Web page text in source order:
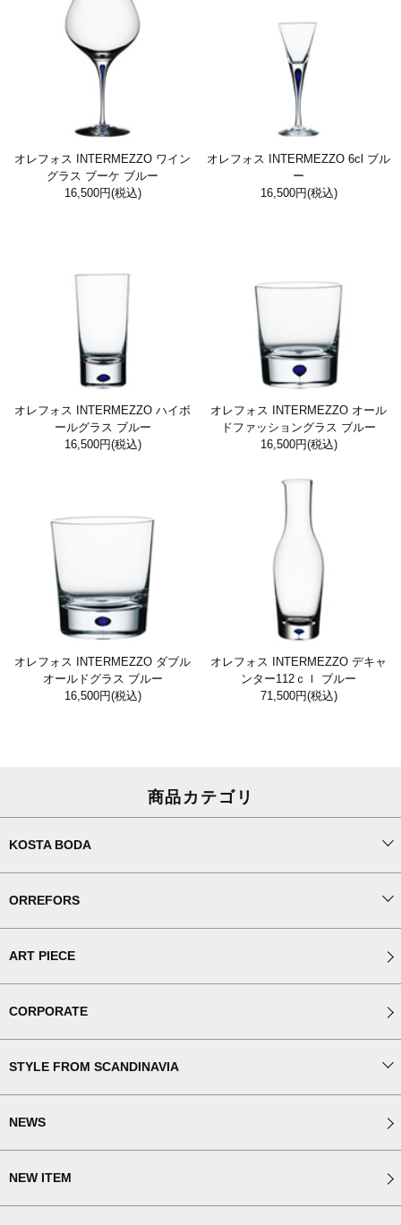
オレフォス INTERMEZZO ワイン
グラス ブーケ ブルー
16,500円(税込)
オレフォス INTERMEZZO 6cl ブル
ー
16,500円(税込)
オレフォス INTERMEZZO ハイボ
ールグラス ブルー
16,500円(税込)
オレフォス INTERMEZZO オール
ドファッショングラス ブルー
16,500円(税込)
オレフォス INTERMEZZO ダブル
オールドグラス ブルー
16,500円(税込)
オレフォス INTERMEZZO デキャ
ンター112ｃｌ ブルー
71,500円(税込)
商品カテゴリ
KOSTA BODA
ORREFORS
ART PIECE
CORPORATE
STYLE FROM SCANDINAVIA
NEWS
NEW ITEM